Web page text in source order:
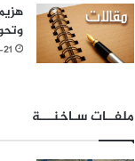
ملفــات سـاخنـــة